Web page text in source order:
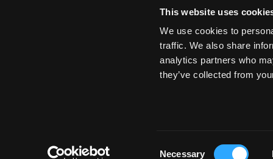
This website uses
We use cookies to
traffic. We also share
analytics partners who
they’ve collected from
Necessary
Obtener
Encontrar
Eventos